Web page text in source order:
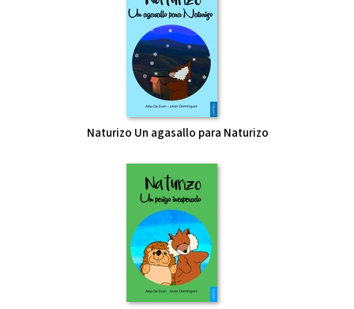
Naturizo Un agasallo para Naturizo